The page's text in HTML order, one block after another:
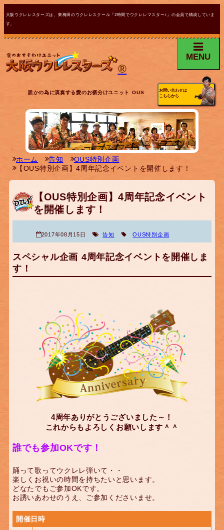
大阪ウクレレスターズは、東梅田のウクレレスクール『2時間でウクレレマスター♪』の会員で構成していま
す。
®
MENU
誰かの為に演奏する愛のお裾分けユニット OUS
お問い合わせは
こちらから
ホーム 告知
OUS特別企画
【OUS特別企画】4周年記念イベントを開催します！
【OUS特別企画】4周年記念イベント
を開催します！
2017年08月15日 告知 OUS特別企画
スペシャル企画 4周年記念イベントを開催しま
す！
4周年ありがとうございました～！
これからもよろしくお願いします＾＾
誰でも参加OKです！
踊って歌ってウクレレ弾いて・・
楽しくお祝いの時間を持ちたいと思います。
どなたでもご参加OKです。
お誘いあわせのうえ、ご参加くださいませ。
開催日時